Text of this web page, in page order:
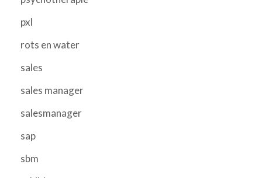
pxl
rots en water
sales
sales manager
salesmanager
sap
sbm